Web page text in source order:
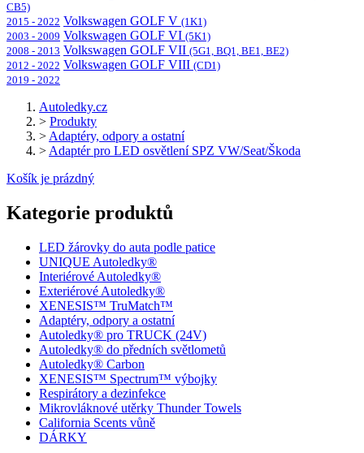
CB5)
2015 - 2022 Volkswagen GOLF V (1K1)
2003 - 2009 Volkswagen GOLF VI (5K1)
2008 - 2013 Volkswagen GOLF VII (5G1, BQ1, BE1, BE2)
2012 - 2022 Volkswagen GOLF VIII (CD1)
2019 - 2022
Autoledky.cz
> Produkty
> Adaptéry, odpory a ostatní
> Adaptér pro LED osvětlení SPZ VW/Seat/Škoda
Košík je prázdný
Kategorie produktů
LED žárovky do auta podle patice
UNIQUE Autoledky®
Interiérové Autoledky®
Exteriérové Autoledky®
XENESIS™ TruMatch™
Adaptéry, odpory a ostatní
Autoledky® pro TRUCK (24V)
Autoledky® do předních světlometů
Autoledky® Carbon
XENESIS™ Spectrum™ výbojky
Respirátory a dezinfekce
Mikrovláknové utěrky Thunder Towels
California Scents vůně
DÁRKY